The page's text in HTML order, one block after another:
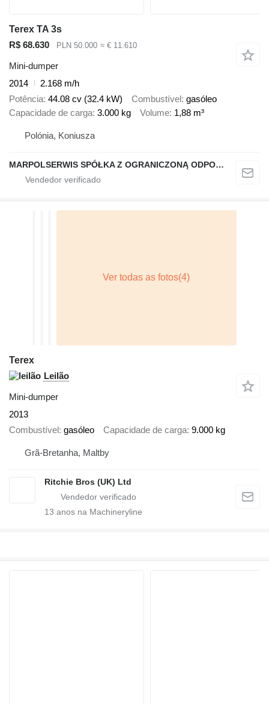
Terex TA 3s
R$ 68.630
PLN 50.000 ≈ € 11.610
Mini-dumper
2014
2.168 m/h
Potência 44.08 cv (32.4 kW) Combustível gasóleo
Capacidade de carga 3.000 kg Volume 1,88 m³
Polónia, Koniusza
MARPOLSERWIS SPÓŁKA Z OGRANICZONĄ ODPOWIEDZIALNOŚCIĄ
Terex
Leilão
Mini-dumper
2013
Combustível gasóleo Capacidade de carga 9.000 kg
Grã-Bretanha, Maltby
Ritchie Bros (UK) Ltd
13 anos na Machineryline